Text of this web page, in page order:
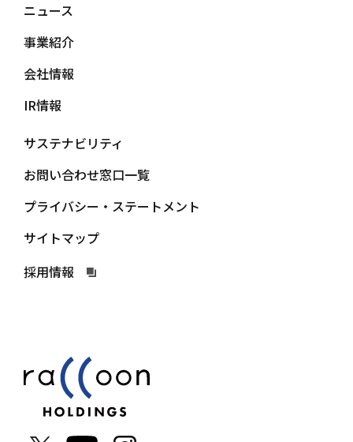
ニュース
事業紹介
会社情報
IR情報
サステナビリティ
お問い合わせ窓口一覧
プライバシー・ステートメント
サイトマップ
採用情報